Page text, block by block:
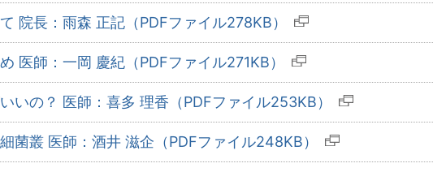
院長：雨森 正記（PDFファイル278KB）
医師：一岡 慶紀（PDFファイル271KB）
いの？ 医師：喜多 理香（PDFファイル253KB）
菌叢 医師：酒井 滋企（PDFファイル248KB）